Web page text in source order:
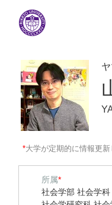
*大学が定期的に情報更新
所属*
社会学部 社会学科